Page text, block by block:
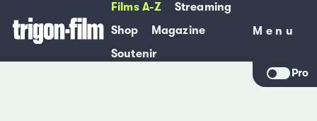
Films A-Z
Streaming
Shop
Magazine
Soutenir
Menu
Menu
Pro